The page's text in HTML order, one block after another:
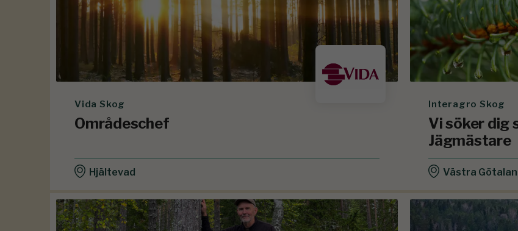
Vida Skog
Områdeschef
Hjältevad
Interagro Skog
Vi söker dig
Jägmästare
Västra